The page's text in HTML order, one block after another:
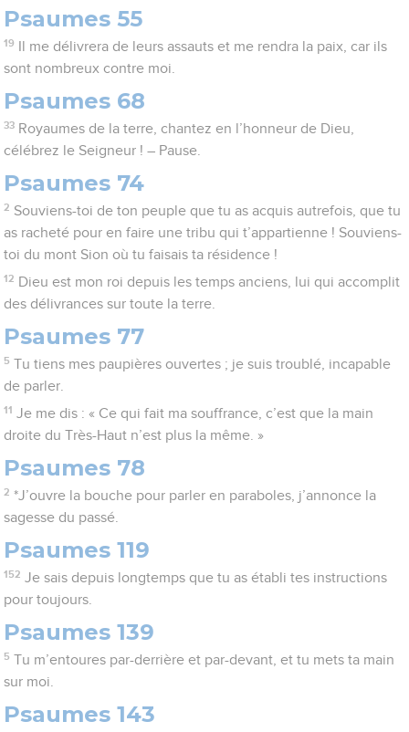
Psaumes 55
19
Il me délivrera de leurs assauts et me rendra la paix, car ils
sont nombreux contre moi.
Psaumes 68
33 Royaumes de la terre, chantez en l’honneur de Dieu,
célébrez le Seigneur ! – Pause.
Psaumes 74
2 Souviens-toi de ton peuple que tu as acquis autrefois, que tu
as racheté pour en faire une tribu qui t’appartienne ! Souviens-
toi du mont Sion où tu faisais ta résidence !
12 Dieu est mon roi depuis les temps anciens, lui qui accomplit
des délivrances sur toute la terre.
Psaumes 77
5 Tu tiens mes paupières ouvertes ; je suis troublé, incapable
de parler.
11 Je me dis : « Ce qui fait ma souffrance, c’est que la main
droite du Très-Haut n’est plus la même. »
Psaumes 78
2 *J’ouvre la bouche pour parler en paraboles, j’annonce la
sagesse du passé.
Psaumes 119
152 Je sais depuis longtemps que tu as établi tes instructions
pour toujours.
Psaumes 139
5 Tu m’entoures par-derrière et par-devant, et tu mets ta main
sur moi.
Psaumes 143